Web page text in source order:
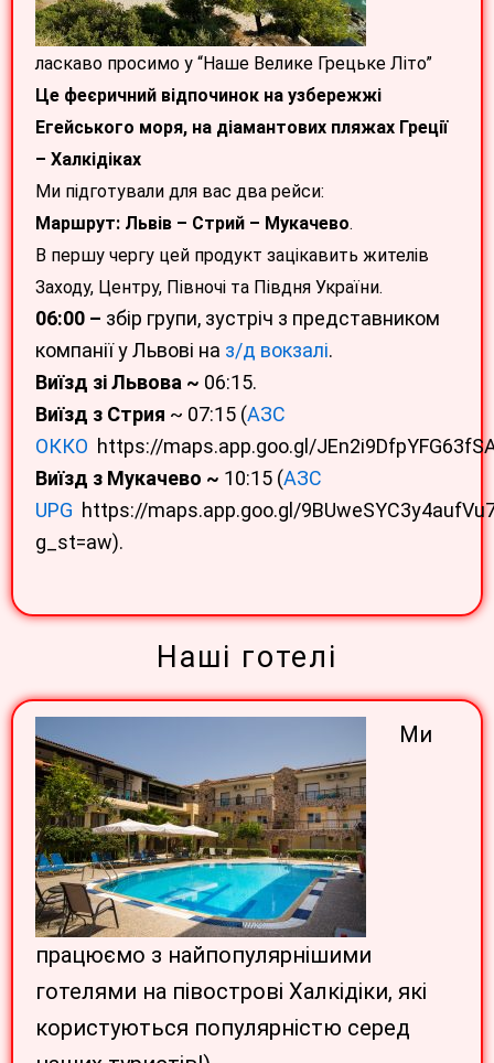
ласкаво просимо у “Наше Велике Грецьке Літо”
Це феєричний відпочинок на узбережжі
Егейського моря, на діамантових пляжах Греції
– Халкідіках
Ми підготували для вас два рейси:
Маршрут: Львів – Стрий – Мукачево.
В першу чергу цей продукт зацікавить жителів
Заходу, Центру, Півночі та Півдня України.
06:00 – збір групи, зустріч з представником
компанії у Львові на з/д вокзалі.
Виїзд зі Львова ~ 06:15.
Виїзд з Стрия ~ 07:15 (АЗС
ОККО https://maps.app.goo.gl/
Виїзд з Мукачево ~ 10:15 (АЗС
UPG https://maps.app.goo.gl/
g_st=aw).
Наші готелі
Ми
працюємо з найпопулярнішими
готелями на півострові Халкідіки, які
користуються популярністю серед